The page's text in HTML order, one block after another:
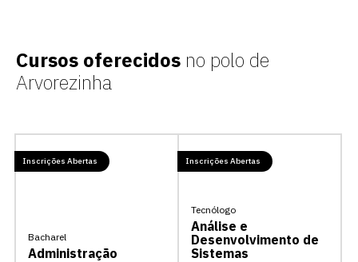
Cursos oferecidos no polo de
Arvorezinha
Inscrições Abertas
Bacharel
Administração
Inscrições Abertas
Tecnólogo
Análise e
Desenvolvimento de
Sistemas